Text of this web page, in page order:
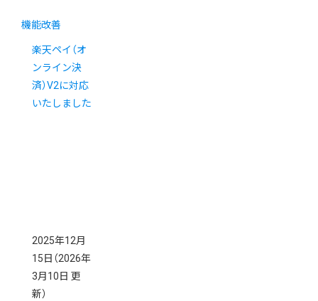
機能改善
楽天ペイ（オ
ンライン決
済）V2に対応
いたしました
2025年12月
15日 （2026年
3月10日 更
新）